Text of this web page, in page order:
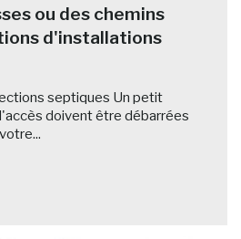
ou des chemins
d'installations
septiques Un petit
doivent être débarrées